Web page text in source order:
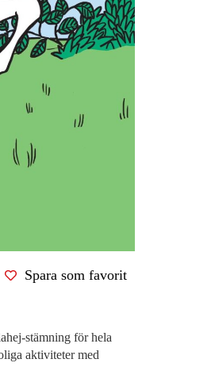
Spara som favorit
stämning för hela
aktiviteter med